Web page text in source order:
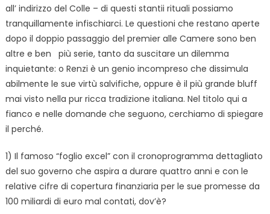
all’ indirizzo del Colle – di questi stantii rituali possiamo
tranquillamente infischiarci. Le questioni che restano aperte
dopo il doppio passaggio del premier alle Camere sono ben
altre e ben più serie, tanto da suscitare un dilemma
inquietante: o Renzi è un genio incompreso che dissimula
abilmente le sue virtù salvifiche, oppure è il più grande bluff
mai visto nella pur ricca tradizione italiana. Nel titolo qui a
fianco e nelle domande che seguono, cerchiamo di spiegare
il perché.
1) Il famoso “foglio excel” con il cronoprogramma dettagliato
del suo governo che aspira a durare quattro anni e con le
relative cifre di copertura finanziaria per le sue promesse da
100 miliardi di euro mal contati, dov’è?